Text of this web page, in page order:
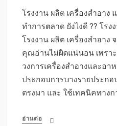
โรงงาน ผลิต เครื่องสำอาง
ทำการตลาด ยังไงดี ?? โรง
โรงงาน ผลิต เครื่องสำอาง
คุณอ่านไม่ผิดแน่นอน เพรา
วงการเครื่องสำอางและอา
ประกอบการบางรายประกอ
ตรงมา และ ใช้เทคนิคทาง
อ่านต่อ